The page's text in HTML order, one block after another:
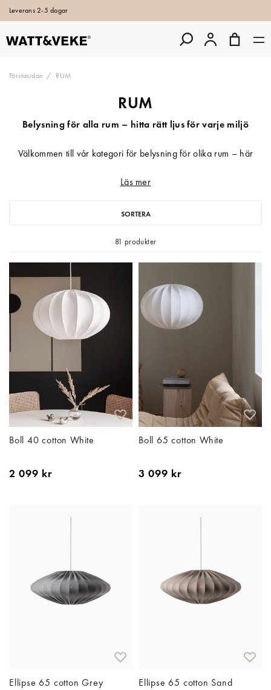
Leverans 2-5 dagar
Förstasidan RUM
RUM
Belysning för alla rum – hitta rätt ljus för varje miljö
Välkommen till vår kategori för belysning för olika rum – här
hemmet, oavsett om du söker köksbelysning, badrumsbelysning,
rumslampa kan göra stor skillnad för både stämning och
Vi erbjuder ett brett utbud av taklampor, vägglampor, golvlampor
köket rekommenderar vi starkt ljus över arbetsytor, medan
badrummet kräver fuktsäkra armaturer med rätt IP-klass. I
vardagsrummet passar dimbara lampor för flexibel
stämningsbelysning, och i sovrummet är mjukt ljus och praktiska
läslampor idealiskt.
Oavsett om du inreder ett nytt hem eller vill uppdatera din
Filtrera enkelt efter rum, stil eller funktion och hitta den perfekta
belysningen som kombinerar design med praktisk funktion.
Läs mer
SORTERA
81 produkter
Boll 40 cotton White
2 099 kr
Boll 65 cotton White
3 099 kr
Ellipse 65 cotton Grey Ellipse 65 cotton Sand